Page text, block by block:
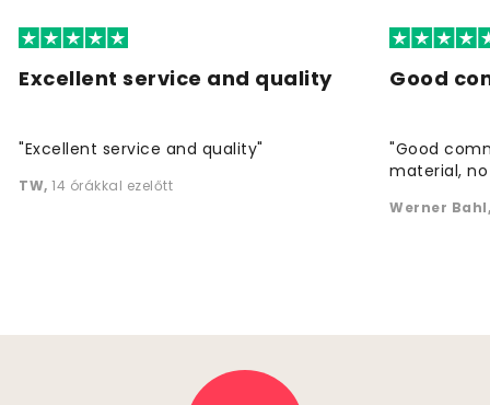
Excellent service and quality
"Excellent service and quality"
TW, 14 órákkal ezelőtt
Good
"Good
material,
Werner Bahl